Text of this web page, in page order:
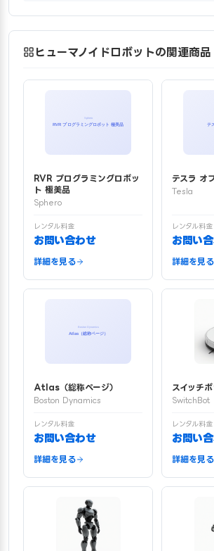
ヒューマノイドロボットの関連商品
RVR プログラミングロボッ
ト 極美品
Sphero
レンタル料金
お問い合わせ
詳細を見る
テスラ オ
Tesla
レンタル料金
お問い
詳細を見る
Atlas（総称ページ）
Boston Dynamics
レンタル料金
お問い合わせ
詳細を見る
スイッチ
SwitchBot
レンタル料金
お問い
詳細を見る